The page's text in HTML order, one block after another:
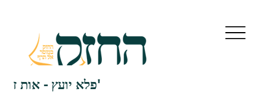
פלא יועץ - אות ז'